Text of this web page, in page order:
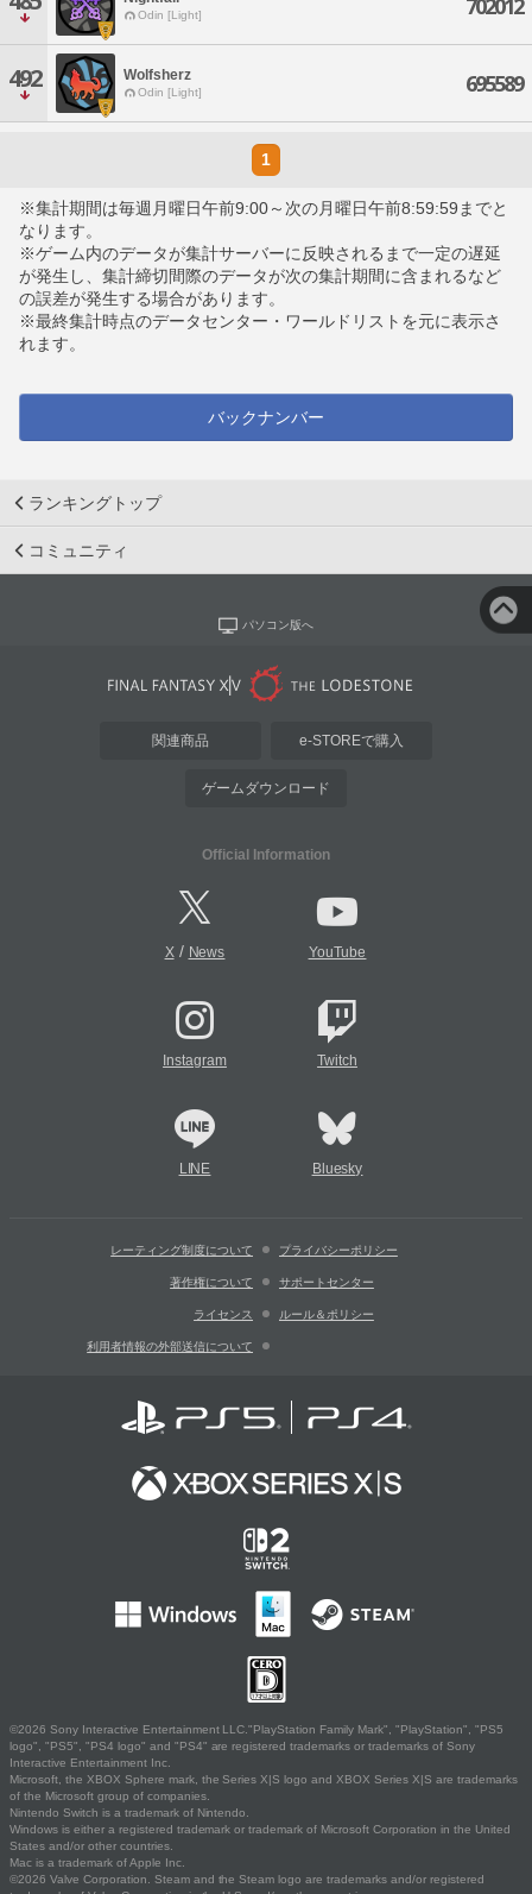
Odin [Light] 702012
492 Wolfsherz
Odin [Light] 695589
1
※集計期間は毎週月曜日午前9:00～次の月曜日午前8:59:59までと
なります。
※ゲーム内のデータが集計サーバーに反映されるまで一定の遅延
が発生し、集計締切間際のデータが次の集計期間に含まれるなど
の誤差が発生する場合があります。
※最終集計時点のデータセンター・ワールドリストを元に表示さ
れます。
バックナンバー
ランキングトップ
コミュニティ
パソコン版へ
関連商品 e-STOREで購入
ゲームダウンロード
Official Information
X/ News YouTube
Instagram Twitch
LINE Bluesky
レーティング制度について プライバシーポリシー
著作権について サポートセンター
ライセンス ルール＆ポリシー
利用者情報の外部送信について
©2026 Sony Interactive Entertainment LLC."PlayStation Family Mark", "PlayStation", "PS5
logo", "PS5", "PS4 logo" and "PS4" are registered trademarks or trademarks of Sony
Interactive Entertainment Inc.
Microsoft, the XBOX Sphere mark, the Series X|S logo and XBOX Series X|S are trademarks
of the Microsoft group of companies.
Nintendo Switch is a trademark of Nintendo.
Windows is either a registered trademark or trademark of Microsoft Corporation in the United
States and/or other countries.
Mac is a trademark of Apple Inc.
©2026 Valve Corporation. Steam and the Steam logo are trademarks and/or registered